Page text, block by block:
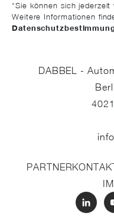
*Sie können sich jederzeit
Weitere Informationen
DABBEL -
PARTNER